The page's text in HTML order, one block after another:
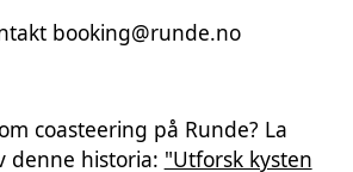
booking@runde.no
coasteering på Runde? La
denne historia: "Utforsk kysten